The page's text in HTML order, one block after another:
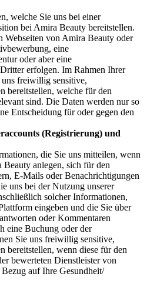
welche Sie uns bei einer
bei Amira Beauty bereitstellen.
Webseiten von Amira Beauty oder
eine
oder aber eine
erfolgen. Im Rahmen Ihrer
freiwillig sensitive,
bereitstellen, welche für den
sind. Die Daten werden nur so
Entscheidung für oder gegen den
(Registrierung) und
die Sie uns mitteilen, wenn
anlegen, sich für den
E-Mails oder Benachrichtigungen
uns bei der Nutzung unserer
solcher Informationen,
eingeben und die Sie über
oder Kommentaren
eine Buchung oder der
Sie uns freiwillig sensitive,
bereitstellen, wenn diese für den
bewerteten Dienstleister von
auf Ihre Gesundheit/